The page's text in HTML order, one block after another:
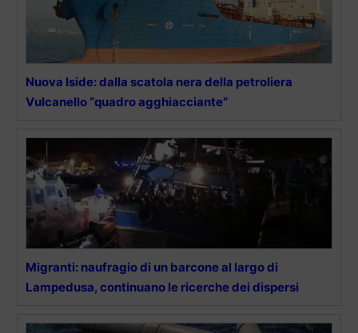
Nuova Iside: dalla scatola nera della petroliera
Vulcanello “quadro agghiacciante”
Migranti: naufragio di un barcone al largo di
Lampedusa, continuano le ricerche dei dispersi